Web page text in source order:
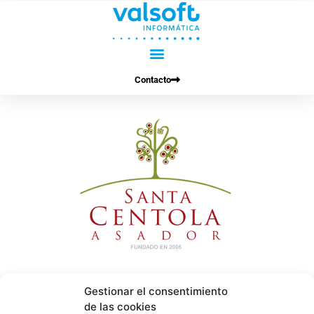
Gestionar el consentimiento
de las cookies
Contacto